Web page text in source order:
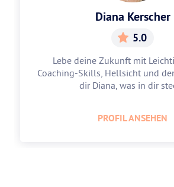
Diana Kerscher
5.0
Lebe deine Zukunft mit
Coaching-Skills, Hellsicht und
dir Diana, was in dir
PROFIL ANSEHEN